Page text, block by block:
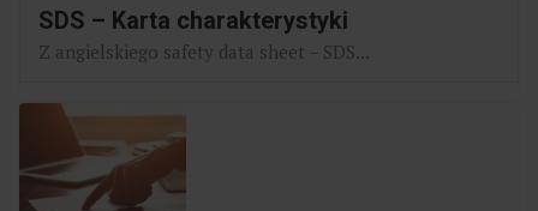
SDS – Karta charakterystyki
Z angielskiego safety data sheet – SDS...